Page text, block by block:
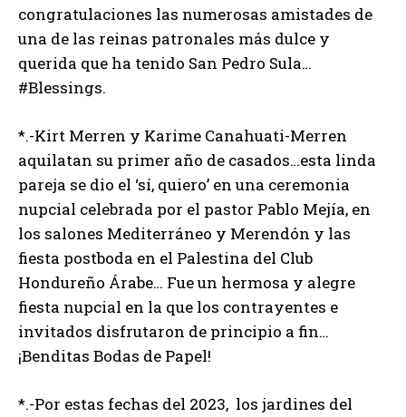
congratulaciones las numerosas amistades de
una de las reinas patronales más dulce y
querida que ha tenido San Pedro Sula…
#Blessings.
*.-Kirt Merren y Karime Canahuati-Merren
aquilatan su primer año de casados…esta linda
pareja se dio el ‘sí, quiero’ en una ceremonia
nupcial celebrada por el pastor Pablo Mejía, en
los salones Mediterráneo y Merendón y las
fiesta postboda en el Palestina del Club
Hondureño Árabe… Fue un hermosa y alegre
fiesta nupcial en la que los contrayentes e
invitados disfrutaron de principio a fin…
¡Benditas Bodas de Papel!
*.-Por estas fechas del 2023, los jardines del